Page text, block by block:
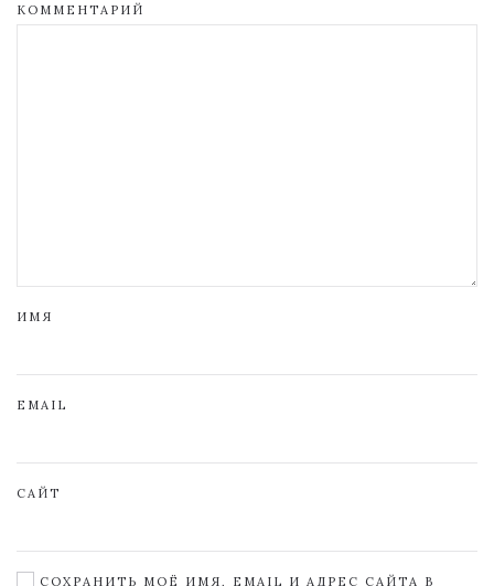
КОММЕНТАРИЙ
ИМЯ
EMAIL
САЙТ
СОХРАНИТЬ МОЁ ИМЯ, EMAIL И АДРЕС САЙТА В